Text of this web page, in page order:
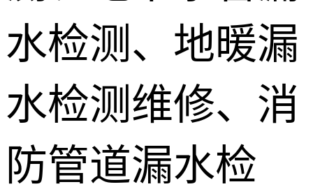
水检测、地暖漏
水检测维修、消
防管道漏水检
防水补漏
障检测
测漏水设备
训